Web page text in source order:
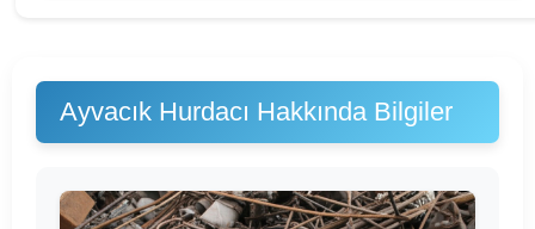
Ayvacık Hurdacı Hakkında Bilgiler